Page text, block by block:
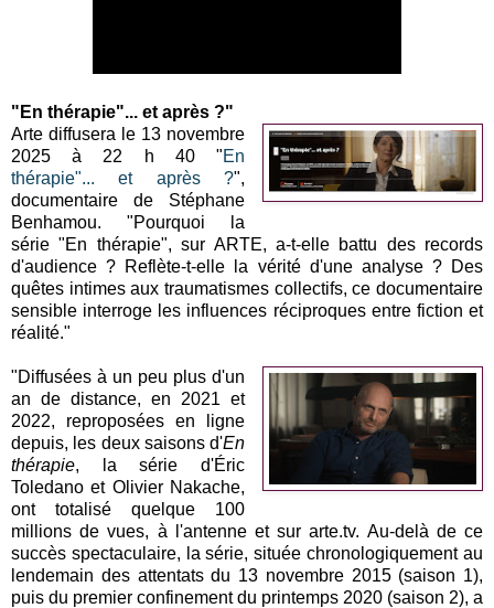
"En thérapie"... et après ?"
Arte diffusera le 13 novembre
2025 à 22 h 40 "En
thérapie"... et après ?",
documentaire de Stéphane
Benhamou. "Pourquoi la
série "En thérapie", sur ARTE, a-t-elle battu des records
d'audience ? Reflète-t-elle la vérité d'une analyse ? Des
quêtes intimes aux traumatismes collectifs, ce documentaire
sensible interroge les influences réciproques entre fiction et
réalité."
"Diffusées à un peu plus d'un
an de distance, en 2021 et
2022, reproposées en ligne
depuis, les deux saisons d'En
thérapie, la série d'Éric
Toledano et Olivier Nakache,
ont totalisé quelque 100
millions de vues, à l'antenne et sur arte.tv. Au-delà de ce
succès spectaculaire, la série, située chronologiquement au
lendemain des attentats du 13 novembre 2015 (saison 1),
puis du premier confinement du printemps 2020 (saison 2), a